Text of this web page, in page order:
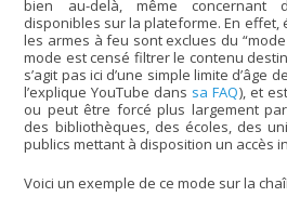
bien au-delà, même
disponibles sur la plateforme. En effet,
les armes à feu sont exclues du
mode est censé filtrer le contenu
s’agit pas ici d’une simple limite d’âge
l’explique YouTube dans sa FAQ), et
ou peut être forcé plus largement
des bibliothèques, des écoles, des
publics mettant à disposition un accès
Voici un exemple de ce mode sur la